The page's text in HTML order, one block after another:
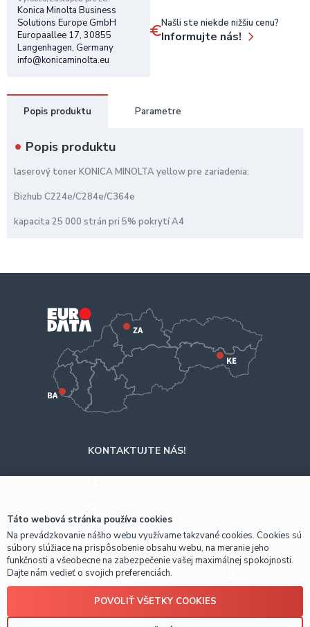
Konica Minolta Business
Solutions Europe GmbH
Europaallee 17, 30855
Langenhagen, Germany
info@konicaminolta.eu
Našli ste niekde nižšiu cenu?
Informujte nás!
Popis produktu Parametre
Popis produktu
laserový toner KONICA MINOLTA yellow pre zariadenia:
Bizhub C224e/C284e/C364e
kapacita 25 000 strán pri 5% pokrytí A4
KONTAKTUJTE NÁS!
KE +421-55-7289 653
OBCHODNÉ INFO
Prečo nakúpiť u nás?
Táto webová stránka používa cookies
Na prevádzkovanie nášho webu využívame takzvané cookies. Cookies sú
súbory slúžiace na prispôsobenie obsahu webu, na meranie jeho
funkčnosti a všeobecne na zabezpečenie vašej maximálnej spokojnosti.
Dajte nám vedieť o svojich preferenciách.
POVOLIŤ VŠETKY COOKIES